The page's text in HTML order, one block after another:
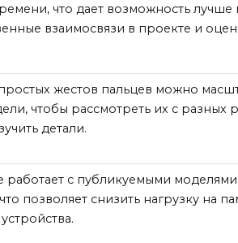
что дает возможность лучше
взаимосвязи в проекте и
жестов пальцев можно
чтобы рассмотреть их с разных
детали.
с публикуемыми моделями
позволяет снизить нагрузку на